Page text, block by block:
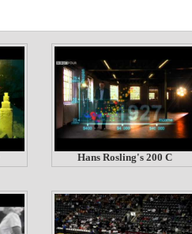
Hans Rosling's 200 C